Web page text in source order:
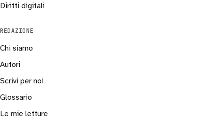
Diritti digitali
REDAZIONE
Chi siamo
Autori
Scrivi per noi
Glossario
Le mie letture